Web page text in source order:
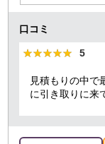
口コミ
★★★★★
★★★★★ 5
見積もりの中で
に引き取りに来